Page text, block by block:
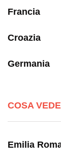
Francia
Croazia
Germania
COSA
Emilia